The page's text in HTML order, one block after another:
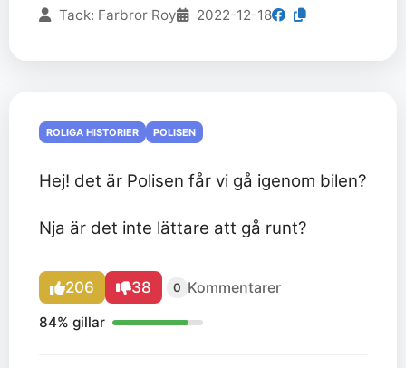
Tack: Farbror Roy 2022-12-18
ROLIGA HISTORIER POLISEN
Hej! det är Polisen får vi gå igenom bilen?
Nja är det inte lättare att gå runt?
206 38 0 Kommentarer
84% gillar